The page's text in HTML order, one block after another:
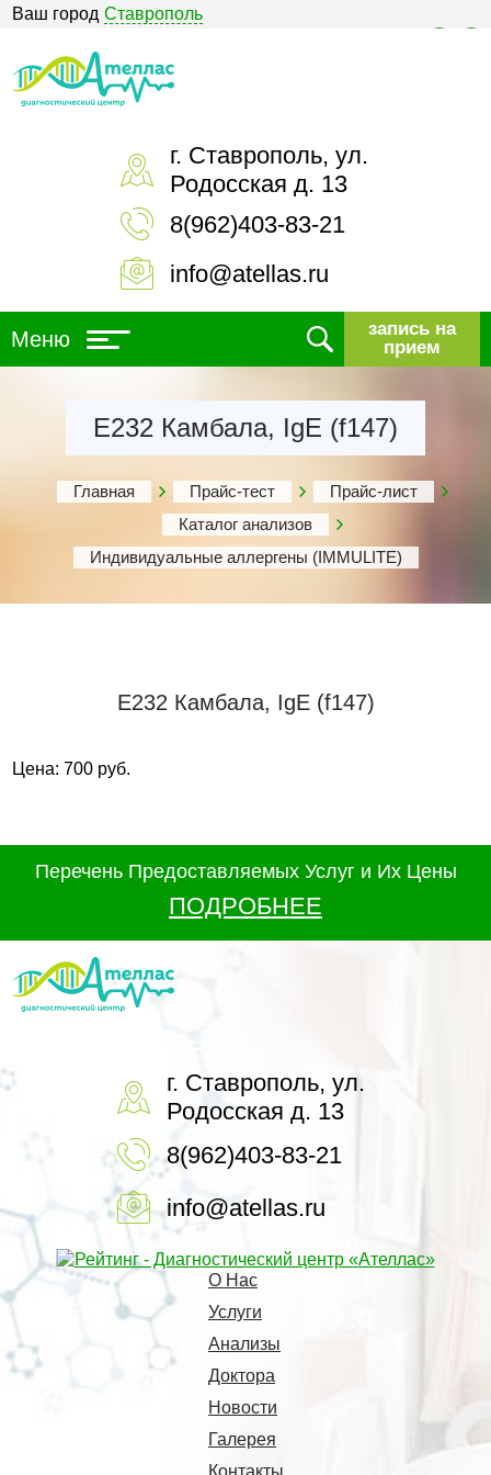
Ваш город Ставрополь
г. Ставрополь, ул.
Родосская д. 13
8(962)403-83-21
info@atellas.ru
Меню
запись на
прием
Е232 Камбала, IgE (f147)
Главная Прайс-тест
Прайс-лист
Каталог анализов
Индивидуальные аллергены (IMMULITE)
Е232 Камбала, IgE (f147)
Цена: 700 руб.
Перечень Предоставляемых Услуг и Их Цены
ПОДРОБНЕЕ
г. Ставрополь, ул.
Родосская д. 13
8(962)403-83-21
info@atellas.ru
О Нас
Услуги
Анализы
Доктора
Новости
Галерея
Контакты